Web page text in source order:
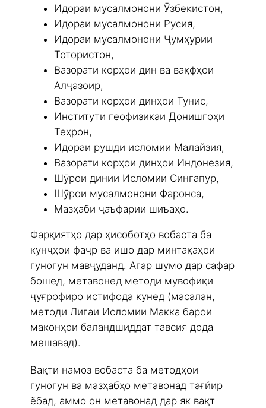
Идораи мусалмонони Ӯзбекистон,
Идораи мусалмонони Русия,
Идораи мусалмонони Ҷумҳурии
Тотористон,
Вазорати корҳои дин ва вақфҳои
Алҷазоир,
Вазорати корҳои динҳои Тунис,
Институти геофизикаи Донишгоҳи
Теҳрон,
Идораи рушди исломии Малайзия,
Вазорати корҳои динҳои Индонезия,
Шӯрои динии Исломии Сингапур,
Шӯрои мусалмонони Фаронса,
Мазҳаби ҷаъфарии шиъаҳо.
Фарқиятҳо дар ҳисоботҳо вобаста ба
кунҷҳои фаҷр ва ишо дар минтақаҳои
гуногун мавҷуданд. Агар шумо дар сафар
бошед, метавонед методи мувофиқи
ҷуғрофиро истифода кунед (масалан,
методи Лигаи Исломии Макка барои
маконҳои баландшиддат тавсия дода
мешавад).
Вақти намоз вобаста ба методҳои
гуногун ва мазҳабҳо метавонад тағйир
ёбад, аммо он метавонад дар як вақт